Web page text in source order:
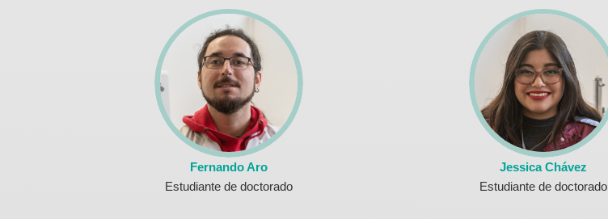
Fernando Aro
Estudiante de doctorado
Jessica Chávez
Estudiante de doctorado